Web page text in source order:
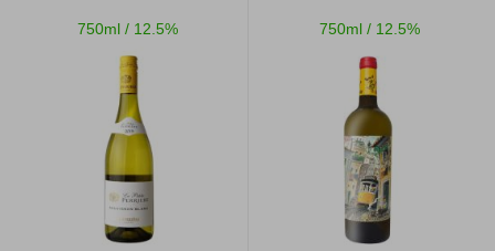
750ml / 12.5%
750ml / 12.5%